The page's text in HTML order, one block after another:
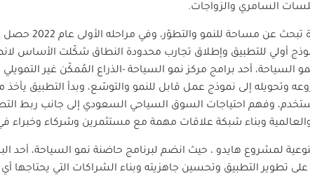
السامري والزواجات.
بدأت رحلة تطبيق
أولي للتطبيق وإطلاق تجارب محدودة النطاق شكّلت الأساس
أحد برامج مركز نمو السياحة -الذراع المُمكّن غير
وتحويله إلى نموذج عمل قابل للنمو والتوسّع، وبدأ التطبيق
وفهم احتياجات السوق السياحي السعودي إلى جانب ربط
والعالمية وبناء شبكة علاقات مهمة مع مستثمرين وشركاء وخبراء
تطوير التطبيق وتحسين جاهزيته وبناء الشراكات التي